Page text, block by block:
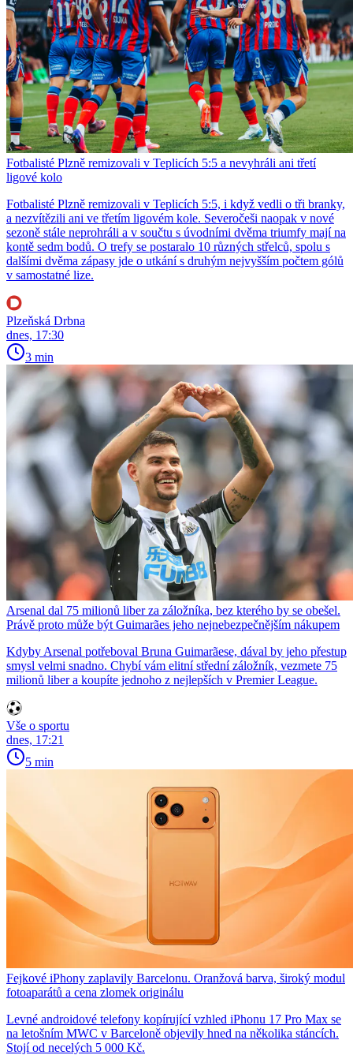
Fotbalisté Plzně remizovali v Teplicích 5:5 a nevyhráli ani třetí
ligové kolo
Fotbalisté Plzně remizovali v Teplicích 5:5, i když vedli o tři branky,
a nezvítězili ani ve třetím ligovém kole. Severočeši naopak v nové
sezoně stále neprohráli a v součtu s úvodními dvěma triumfy mají na
kontě sedm bodů. O trefy se postaralo 10 různých střelců, spolu s
dalšími dvěma zápasy jde o utkání s druhým nejvyšším počtem gólů
v samostatné lize.
Plzeňská Drbna
dnes, 17:30
3 min
Arsenal dal 75 milionů liber za záložníka, bez kterého by se obešel.
Právě proto může být Guimarães jeho nejnebezpečnějším nákupem
Kdyby Arsenal potřeboval Bruna Guimarãese, dával by jeho přestup
smysl velmi snadno. Chybí vám elitní střední záložník, vezmete 75
milionů liber a koupíte jednoho z nejlepších v Premier League.
Vše o sportu
dnes, 17:21
5 min
Fejkové iPhony zaplavily Barcelonu. Oranžová barva, široký modul
fotoaparátů a cena zlomek originálu
Levné androidové telefony kopírující vzhled iPhonu 17 Pro Max se
na letošním MWC v Barceloně objevily hned na několika stáncích.
Stojí od necelých 5 000 Kč.